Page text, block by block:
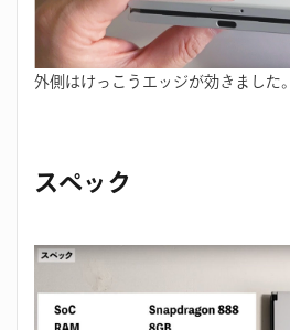
外側はけっこうエッジが効きました。
スペック